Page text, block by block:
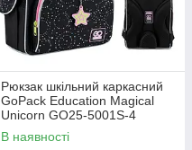
Рюкзак шкільний каркасний
GoPack Education Magical
Unicorn GO25-5001S-4
В наявності